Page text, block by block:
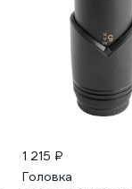
1 215 ₽
Головка